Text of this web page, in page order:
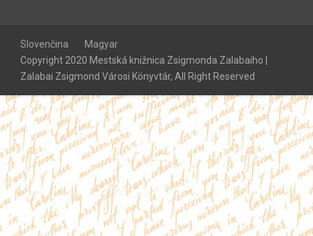
Slovenčina
Magyar
Copyright 2020 Mestská knižnica Zsigmonda Zalabaiho |
Zalabai Zsigmond Városi Könyvtár, All Right Reserved